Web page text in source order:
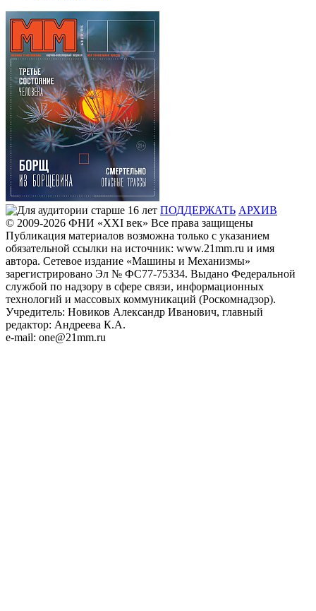
ПОДДЕРЖАТЬ АРХИВ
© 2009-2026 ФHИ «XXI век» Все права защищены
Публикация материалов возможна только с указанием
обязательной ссылки на источник: www.21mm.ru и имя
автора. Сетевое издание «Машины и Механизмы»
зарегистрировано Эл № ФС77-75334. Выдано Федеральной
службой по надзору в сфере связи, информационных
технологий и массовых коммуникаций (Роскомнадзор).
Учредитель: Новиков Александр Иванович, главный
редактор: Андреева К.А.
e-mail: one@21mm.ru